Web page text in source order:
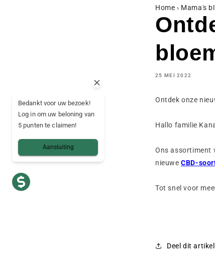
Home › Mama's
25 MEI 2022
Ontdek onze
Hallo familie
Ons assortiment
nieuweCBD-
Tot snel voor
Deel dit artikel
Bedankt voor uw bezoek!
Log in om uw beloning van
5 punten te claimen!
Aansluiting